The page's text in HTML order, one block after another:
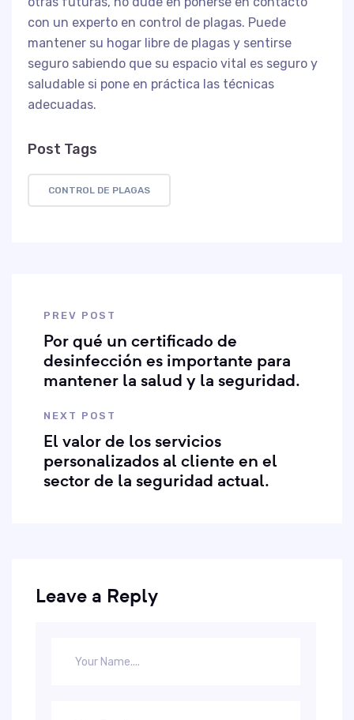
con un experto en control de plagas. Puede
mantener su hogar libre de plagas y sentirse
seguro sabiendo que su espacio vital es seguro y
saludable si pone en práctica las técnicas
adecuadas.
Post Tags
CONTROL DE PLAGAS
PREV POST
Por qué un certificado de
desinfección es importante para
mantener la salud y la seguridad.
NEXT POST
El valor de los servicios
personalizados al cliente en el
sector de la seguridad actual.
Leave a Reply